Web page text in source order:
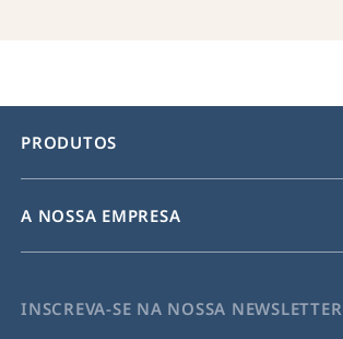
PRODUTOS
A NOSSA EMPRESA
INSCREVA-SE NA NOSSA NEWSLETTER